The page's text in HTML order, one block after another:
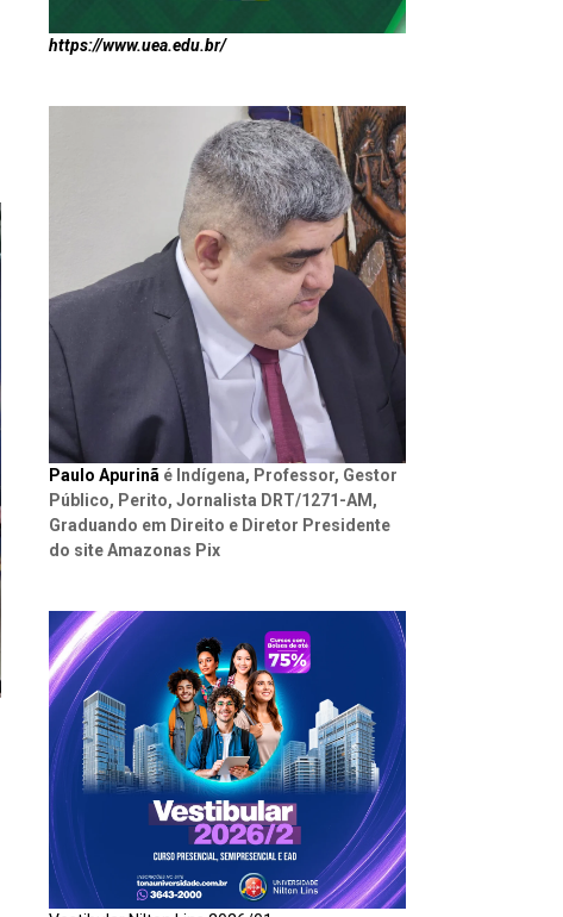
https://www.uea.edu.br/
Paulo Apurinã é Indígena, Professor, Gestor
Público, Perito, Jornalista DRT/1271-AM,
Graduando em Direito e Diretor Presidente
do site Amazonas Pix